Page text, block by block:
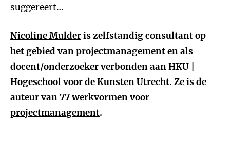
suggereert…
Nicoline Mulderis zelfstandig consultant op
het gebied van projectmanagement en als
docent/onderzoeker verbonden aan HKU |
Hogeschool voor de Kunsten Utrecht. Ze is de
auteur van77 werkvormen voor
projectmanagement.